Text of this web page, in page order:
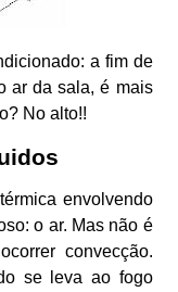
a fim de
ar da sala, é mais
No alto!!
envolvendo
o ar. Mas não é
convecção.
se leva ao fogo